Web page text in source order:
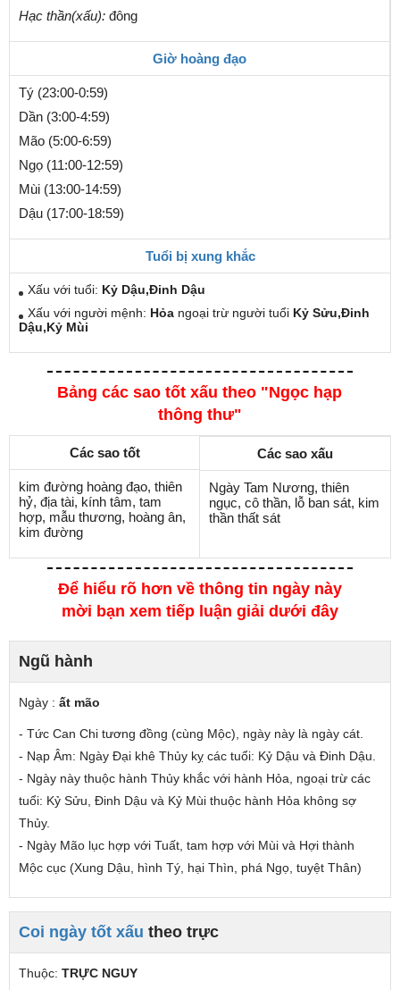
Hạc thần(xấu): đông
Giờ hoàng đạo
Tý (23:00-0:59)
Dần (3:00-4:59)
Mão (5:00-6:59)
Ngọ (11:00-12:59)
Mùi (13:00-14:59)
Dậu (17:00-18:59)
Tuổi bị xung khắc
Xấu với tuổi: Kỷ Dậu,Đinh Dậu
Xấu với người mệnh: Hỏa ngoại trừ người tuổi Kỷ Sửu,Đinh
Dậu,Kỷ Mùi
Bảng các sao tốt xấu theo "Ngọc hạp
thông thư"
Các sao tốt
kim đường hoàng đạo, thiên
hỷ, địa tài, kính tâm, tam
hợp, mẫu thương, hoàng ân,
kim đường
Các sao xấu
Ngày Tam Nương, thiên
ngục, cô thần, lỗ ban sát, kim
thần thất sát
Để hiểu rõ hơn về thông tin ngày này
mời bạn xem tiếp luận giải dưới đây
Ngũ hành
Ngày : ất mão
- Tức Can Chi tương đồng (cùng Mộc), ngày này là ngày cát.
- Nạp Âm: Ngày Đại khê Thủy kỵ các tuổi: Kỷ Dậu và Đinh Dậu.
- Ngày này thuộc hành Thủy khắc với hành Hỏa, ngoại trừ các
tuổi: Kỷ Sửu, Đinh Dậu và Kỷ Mùi thuộc hành Hỏa không sợ
Thủy.
- Ngày Mão lục hợp với Tuất, tam hợp với Mùi và Hợi thành
Mộc cục (Xung Dậu, hình Tý, hại Thìn, phá Ngọ, tuyệt Thân)
Coi ngày tốt xấu theo trực
Thuộc: TRỰC NGUY